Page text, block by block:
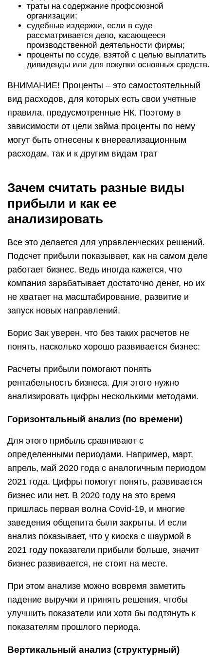
траты на содержание профсоюзной
организации;
судебные издержки, если в суде
рассматривается дело, касающееся
производственной деятельности фирмы;
проценты по ссуде, взятой с целью выплатить
дивиденды или для покупки основных средств.
ВНИМАНИЕ! Проценты – это самостоятельный
вид расходов, для которых есть свои учетные
правила, предусмотренные НК. Поэтому в
зависимости от цели займа проценты по нему
могут быть отнесены к внереализационным
расходам, так и к другим видам трат
Зачем считать разные виды
прибыли и как ее
анализировать
Все это делается для управленческих решений.
Подсчет прибыли показывает, как на самом деле
работает бизнес. Ведь иногда кажется, что
компания зарабатывает достаточно денег, но их
не хватает на масштабирование, развитие и
запуск новых направлений.
Борис Зак уверен, что без таких расчетов не
понять, насколько хорошо развивается бизнес:
Расчеты прибыли помогают понять
рентабельность бизнеса. Для этого нужно
анализировать цифры несколькими методами.
Горизонтальный анализ (по времени)
Для этого прибыль сравнивают с
определенными периодами. Например, март,
апрель, май 2020 года с аналогичным периодом
2021 года. Цифры помогут понять, развивается
бизнес или нет. В 2020 году на это время
пришлась первая волна Covid-19, и многие
заведения общепита были закрыты. И если
анализ показывает, что у киоска с шаурмой в
2021 году показатели прибыли больше, значит
бизнес развивается, не стоит на месте.
При этом анализе можно вовремя заметить
падение выручки и принять решения, чтобы
улучшить показатели или хотя бы подтянуть к
показателям прошлого периода.
Вертикальный анализ (структурный)